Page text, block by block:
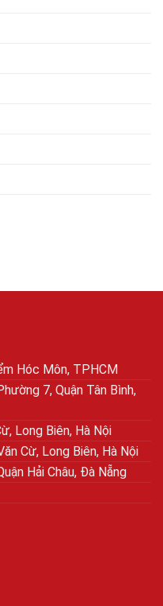
Hóc Môn, TPHCM
7, Quận Tân Bình,
Long Biên, Hà Nội
Cừ, Long Biên, Hà Nội
Hải Châu, Đà Nẵng